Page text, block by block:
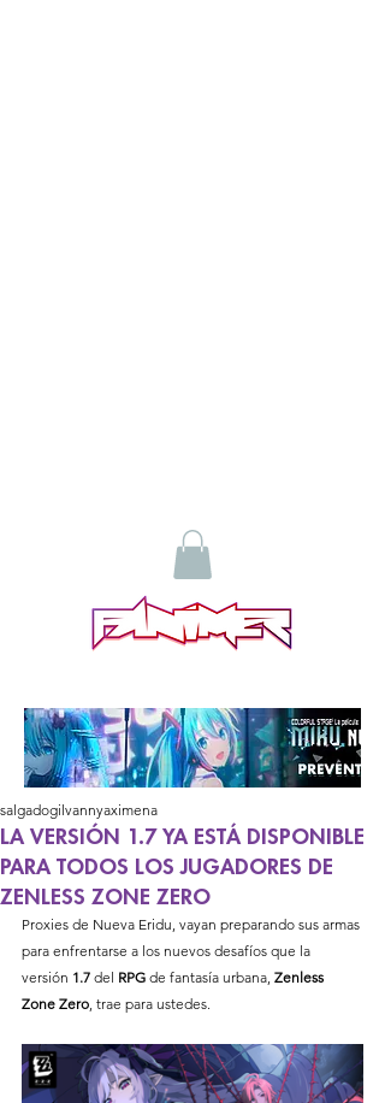
LA VERSIÓN 1.7 YA ESTÁ DISPONIBLE
PARA TODOS LOS JUGADORES DE
ZENLESS ZONE ZERO
salgadogilvannyaximena
Proxies de Nueva Eridu, vayan preparando sus armas
para enfrentarse a los nuevos desafíos que la
versión 1.7 del RPG de fantasía urbana, Zenless
Zone Zero trae para ustedes.